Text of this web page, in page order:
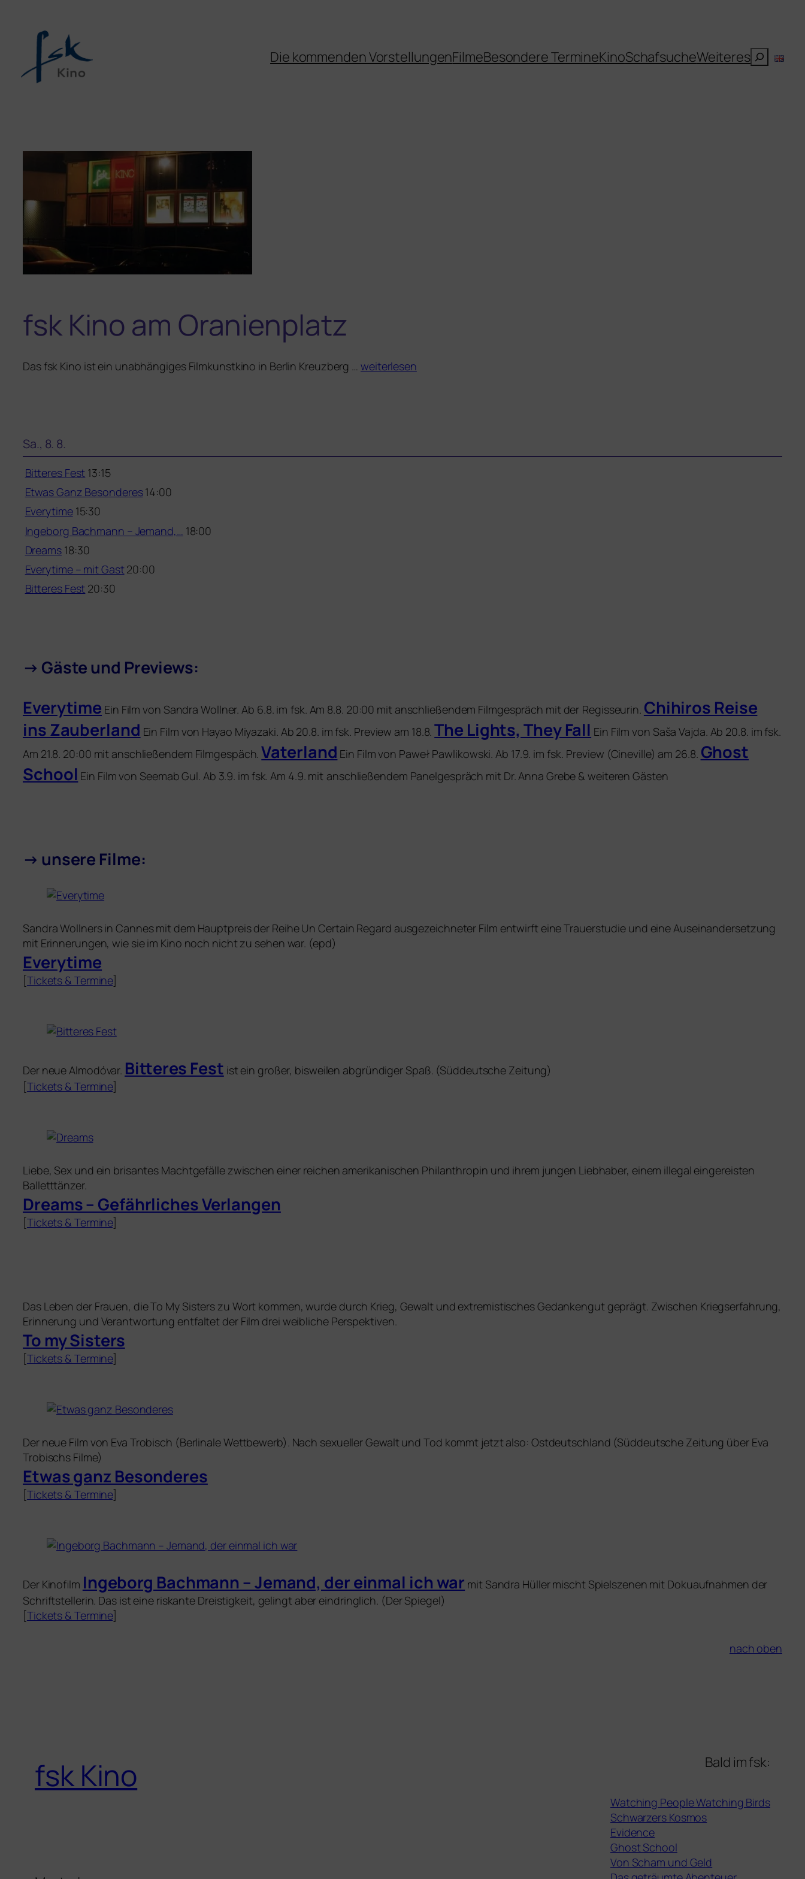
Die kommenden VorstellungenFilmeBesondere TermineKinoSchafsucheWeiteresSuchen
fsk Kino am Oranienplatz
Das fsk Kino ist ein unab­hän­gi­ges Filmkunstkino in Berlin Kreuzberg … wei­ter­le­sen
Sa., 8. 8.
Bitteres Fest 13:15
Etwas Ganz Besonderes14:00
Everytime15:30
Ingeborg Bachmann – Jemand,… 18:00
Dreams 18:30
Everytime – mit Gast20:00
Bitteres Fest 20:30
→ Gäste und Previews:
Everytime Ein Film von Sandra Wollner. Ab 6.8. im fsk. Am 8.8. 20:00 mit anschlie­ßen­dem Filmgespräch mit der Regisseurin. Chihiros Reise
ins Zauberland Ein Film von Hayao Miyazaki. Ab 20.8. im fsk. Preview am 18.8. The Lights, They Fall Ein Film von Saša Vajda. Ab 20.8. im fsk.
Am 21.8. 20:00 mit anschlie­ßen­dem Filmgespäch. Vaterland Ein Film von Paweł Pawlikowski. Ab 17.9. im fsk. Preview (Cineville) am 26.8. Ghost
School Ein Film von Seemab Gul. Ab 3.9. im fsk. Am 4.9. mit anschlie­ßen­dem Panelgespräch mit Dr. Anna Grebe & wei­te­ren Gästen
→ unse­re Filme:
Sandra Wollners in Cannes mit dem Hauptpreis der Reihe Un Certain Regard aus­ge­zeich­ne­ter Film ent­wirft eine ­Trauer­studie und eine Auseinandersetzung
mit Erinnerungen, wie sie im Kino noch nicht zu sehen war. (epd)
Everytime
[Tickets & Termine]
Der neue Almodóvar. Bitteres Fest ist ein gro­ßer, bis­wei­len abgrün­di­ger Spaß. (Süddeutsche Zeitung)
[Tickets & Termine]
Liebe, Sex und ein bri­san­tes Machtgefälle zwi­schen einer rei­chen ame­ri­ka­ni­schen Philanthropin und ihrem jun­gen Liebhaber, einem ille­gal ein­ge­reis­ten
Balletttänzer.
Dreams – Gefährliches Verlangen
[Tickets & Termine]
Das Leben der Frauen, dieTo My Sisters zu Wort kom­men, wur­de durch Krieg, Gewalt und extre­mis­ti­sches Gedankengut geprägt. Zwischen Kriegserfahrung,
Erinnerung und Verantwortung ent­fal­tet der Film drei weib­li­che Perspektiven.
To my Sisters
[Tickets & Termine]
Der neue Film von Eva Trobisch (Berlinale Wettbewerb). Nach sexu­el­ler Gewalt und Tod kommt jetzt also: Ostdeutschland (Süddeutsche Zeitung über Eva
Trobischs Filme)
Etwas ganz Besonderes
[Tickets & Termine]
Der Kinofilm Ingeborg Bachmann – Jemand, der ein­mal ich war mit Sandra Hüller mischt Spielszenen mit Dokuaufnahmen der
Schriftstellerin. Das ist eine ris­kan­te Dreistigkeit, gelingt aber ein­dring­lich. (Der Spiegel)
[Tickets & Termine]
nach oben
fsk Kino Bald im fsk:
Watching People Watching Birds
Schwarzers Kosmos
Evidence
Ghost School
Von Scham und Geld